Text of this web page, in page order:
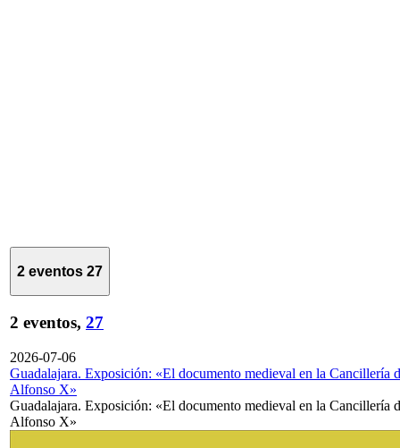
2 eventos 27
2 eventos, 27
2026-07-06
Guadalajara. Exposición: «El documento medieval en la Cancillería
Alfonso X»
Guadalajara. Exposición: «El documento medieval en la Cancillería
Alfonso X»